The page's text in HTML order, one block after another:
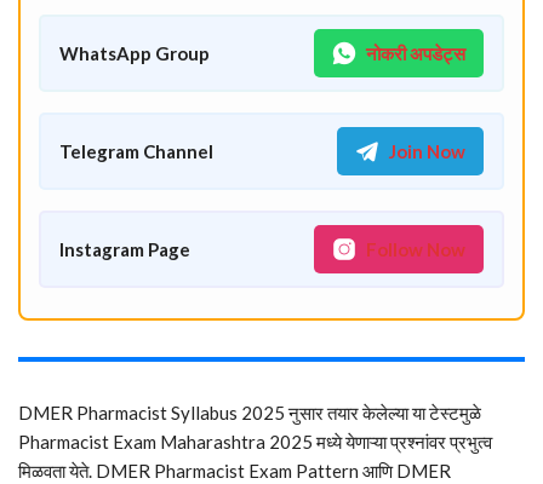
WhatsApp Group नोकरी अपडेट्स
Telegram Channel Join Now
Instagram Page Follow Now
DMER Pharmacist Syllabus 2025 नुसार तयार केलेल्या या टेस्टमुळे
Pharmacist Exam Maharashtra 2025 मध्ये येणाऱ्या प्रश्नांवर प्रभुत्व
मिळवता येते. DMER Pharmacist Exam Pattern आणि DMER